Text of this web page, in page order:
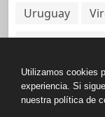
Uruguay
Virgin Islands,
Utilizamos cookies
experiencia. Si
nuestra política de